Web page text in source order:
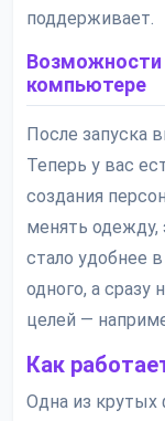
поддерживает.
Возможности
компьютере
После запуска
Теперь у вас
создания
менять
стало удобнее
одного, а сразу
целей —
Как
Одна из